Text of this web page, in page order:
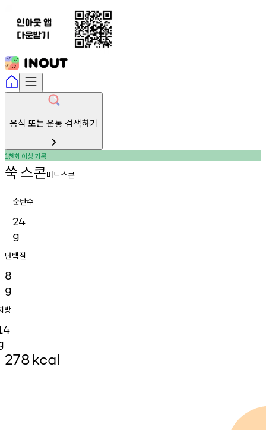
음식 또는 운동 검색하기
1천회 이상기록
쑥스콘머드스콘
순탄수
24
g
단백질
8
g
방
278kcal